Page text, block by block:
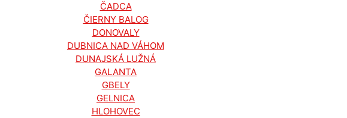
ČADCA
ČIERNY BALOG
DONOVALY
DUBNICA NAD VÁHOM
DUNAJSKÁ LUŽNÁ
GALANTA
GBELY
GELNICA
HLOHOVEC